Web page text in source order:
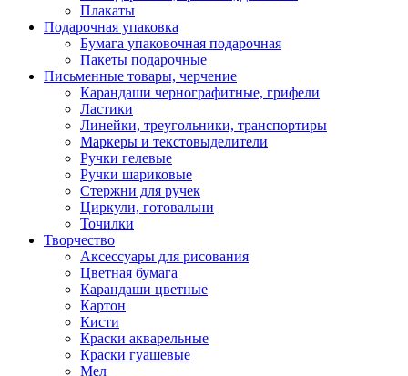
Плакаты
Подарочная упаковка
Бумага упаковочная подарочная
Пакеты подарочные
Письменные товары, черчение
Карандаши чернографитные, грифели
Ластики
Линейки, треугольники, транспортиры
Маркеры и текстовыделители
Ручки гелевые
Ручки шариковые
Стержни для ручек
Циркули, готовальни
Точилки
Творчество
Аксессуары для рисования
Цветная бумага
Карандаши цветные
Картон
Кисти
Краски акварельные
Краски гуашевые
Мел